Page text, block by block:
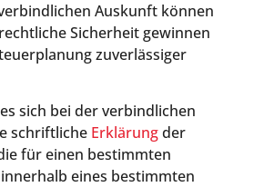
Auskunft können
Sicherheit gewinnen
zuverlässiger
sich bei der verbindlichen
schriftliche Erklärungder
für einen bestimmten
eines bestimmten